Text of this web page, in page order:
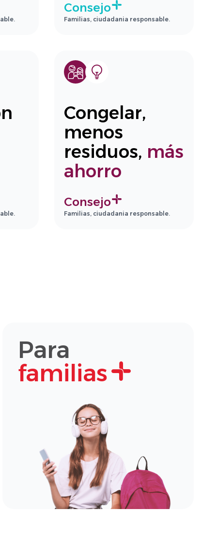
Consejo
Familias, ciudadania responsable.
Congelar,
menos
residuos, más
ahorro
Consejo
Familias, ciudadania responsable.
Para
familias